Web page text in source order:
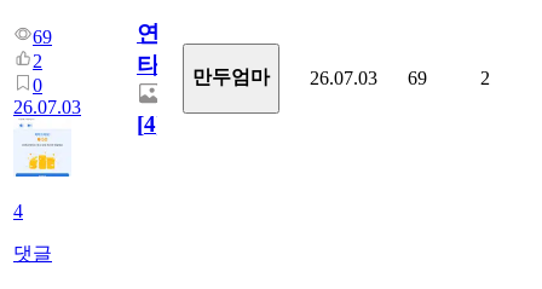
69
2
0
26.07.03
4
댓글
연
타
[4]
만두엄마 26.07.03 69 2